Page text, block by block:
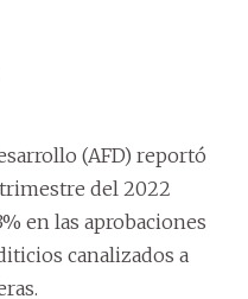
(AFD) reportó
del 2022
en las aprobaciones
canalizados a